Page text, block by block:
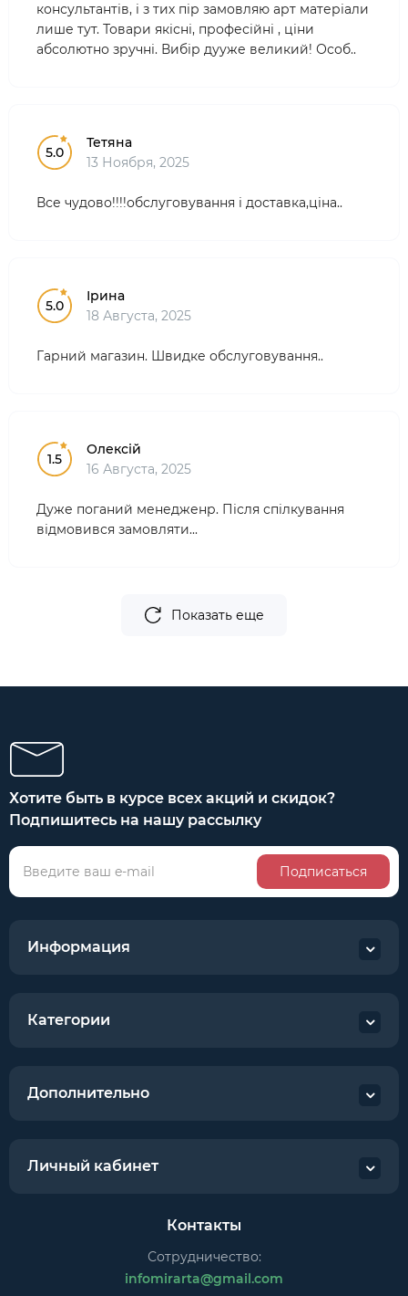
консультантів, і з тих пір замовляю арт матеріали
лише тут. Товари якісні, професійні , ціни
абсолютно зручні. Вибір дууже великий! Особ..
5.0
Тетяна
13 Ноября, 2025
Все чудово!!!!обслуговування і доставка,ціна..
5.0
Ірина
18 Августа, 2025
Гарний магазин. Швидке обслуговування..
1.5
Олексій
16 Августа, 2025
Дуже поганий менедженр. Після спілкування
відмовився замовляти...
Показать еще
Хотите быть в курсе всех акций и скидок?
Подпишитесь на нашу рассылку
Подписаться
Информация
Категории
Дополнительно
Личный кабинет
Контакты
Сотрудничество:
infomirarta@gmail.com